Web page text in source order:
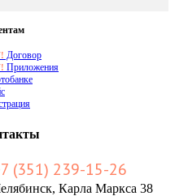
Договор
Приложения
(351) 239-15-26
Карла Маркса 38